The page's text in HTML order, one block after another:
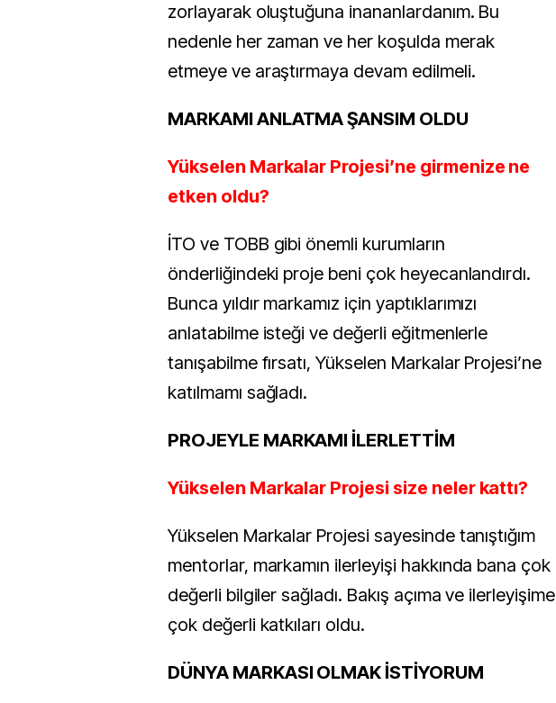
zorlayarak oluştuğuna inananlardanım. Bu
nedenle her zaman ve her koşulda merak
etmeye ve araştırmaya devam edilmeli.
MARKAMI ANLATMA ŞANSIM OLDU
Yükselen Markalar Projesi’ne girmenize ne
etken oldu?
İTO ve TOBB gibi önemli kurumların
önderliğindeki proje beni çok heyecanlandırdı.
Bunca yıldır markamız için yaptıklarımızı
anlatabilme isteği ve değerli eğitmenlerle
tanışabilme fırsatı, Yükselen Markalar Projesi’ne
katılmamı sağladı.
PROJEYLE MARKAMI İLERLETTİM
Yükselen Markalar Projesi size neler kattı?
Yükselen Markalar Projesi sayesinde tanıştığım
mentorlar, markamın ilerleyişi hakkında bana çok
değerli bilgiler sağladı. Bakış açıma ve ilerleyişime
çok değerli katkıları oldu.
DÜNYA MARKASI OLMAK İSTİYORUM